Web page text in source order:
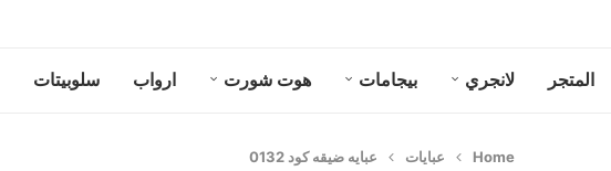
المتجر لانجري بيجامات هوت شورت ارواب سلوبيتات
Home عبايات عبايه ضيقه كود 0132